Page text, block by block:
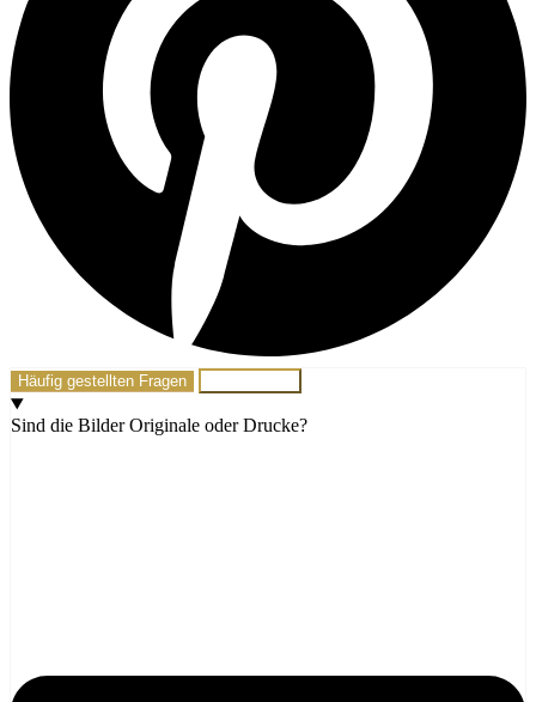
Häufig gestellten Fragen
Sind die Bilder Originale oder Drucke?